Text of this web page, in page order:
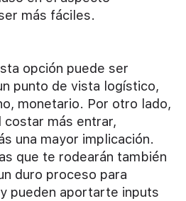
más fáciles.
opción puede ser
punto de vista logístico,
monetario. Por otro lado,
costar más entrar,
una mayor implicación.
que te rodearán también
duro proceso para
pueden aportarte inputs